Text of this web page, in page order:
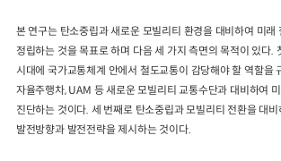
본 연구는 탄소중립과 새로운 모빌리티 환경을 대비하여 미래
정립하는 것을 목표로 하며 다음 세 가지 측면의 목적이 있다.
시대에 국가교통체계 안에서 철도교통이 감당해야 할 역할을
자율주행차, UAM 등 새로운 모빌리티 교통수단과 대비하여
진단하는 것이다. 세 번째로 탄소중립과 모빌리티 전환을 대
발전방향과 발전전략을 제시하는 것이다.